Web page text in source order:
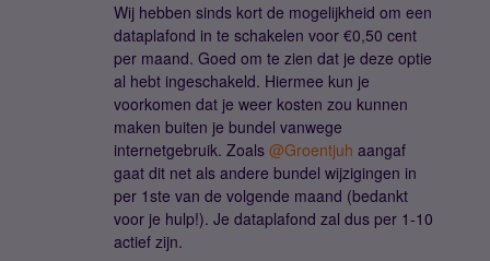
Wij hebben sinds kort de mogelijkheid om een
dataplafond in te schakelen voor €0,50 cent
per maand. Goed om te zien dat je deze optie
al hebt ingeschakeld. Hiermee kun je
voorkomen dat je weer kosten zou kunnen
maken buiten je bundel vanwege
internetgebruik. Zoals @Groentjuh aangaf
gaat dit net als andere bundel wijzigingen in
per 1ste van de volgende maand (bedankt
voor je hulp!). Je dataplafond zal dus per 1-10
actief zijn.